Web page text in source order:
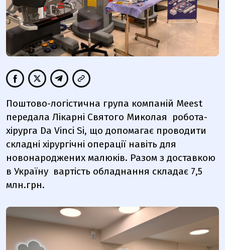
Поштово-логістична група компаній Meest
передала Лікарні Святого Миколая робота-
хірурга Da Vinci Si, що допомагає проводити
складні хірургічні операції навіть для
новонароджених малюків. Разом з доставкою
в Україну вартість обладнання складає 7,5
млн.грн.